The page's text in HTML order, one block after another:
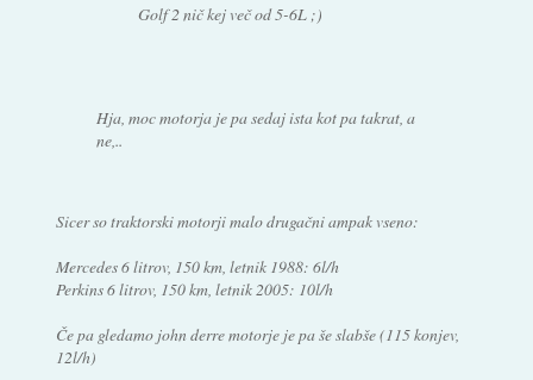
Golf 2 nič kej več od 5-6L ;)
Hja, moc motorja je pa sedaj ista kot pa takrat, a
ne,..
Sicer so traktorski motorji malo drugačni ampak vseno:
Mercedes 6 litrov, 150 km, letnik 1988: 6l/h
Perkins 6 litrov, 150 km, letnik 2005: 10l/h
Če pa gledamo john derre motorje je pa še slabše (115 konjev,
12l/h)